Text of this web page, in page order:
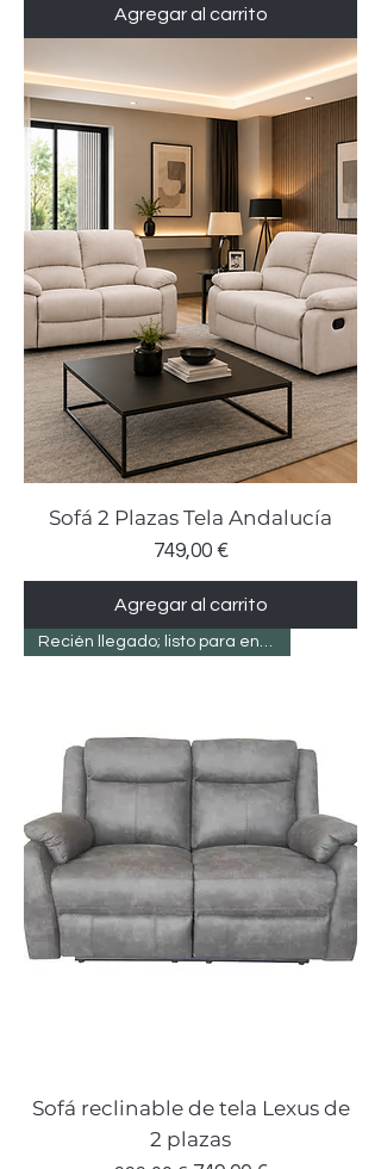
Agregar al carrito
Sofá 2 Plazas Tela Andalucía
Precio
749,00 €
Agregar al carrito
Recién llegado; listo para entregar
Sofá reclinable de tela Lexus de
2 plazas